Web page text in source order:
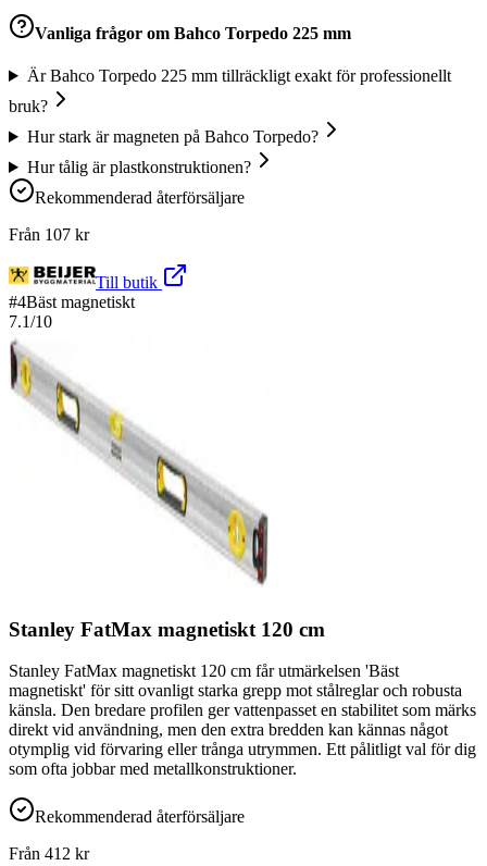
Vanliga frågor om Bahco Torpedo 225 mm
Är Bahco Torpedo 225 mm tillräckligt exakt för professionellt
bruk?
Hur stark är magneten på Bahco Torpedo?
Hur tålig är plastkonstruktionen?
Rekommenderad återförsäljare
Från 107 kr
Till butik
#4Bäst magnetiskt
7.1/10
Stanley FatMax magnetiskt 120 cm
Stanley FatMax magnetiskt 120 cm får utmärkelsen 'Bäst
magnetiskt' för sitt ovanligt starka grepp mot stålreglar och robusta
känsla. Den bredare profilen ger vattenpasset en stabilitet som märks
direkt vid användning, men den extra bredden kan kännas något
otymplig vid förvaring eller trånga utrymmen. Ett pålitligt val för dig
som ofta jobbar med metallkonstruktioner.
Rekommenderad återförsäljare
Från 412 kr